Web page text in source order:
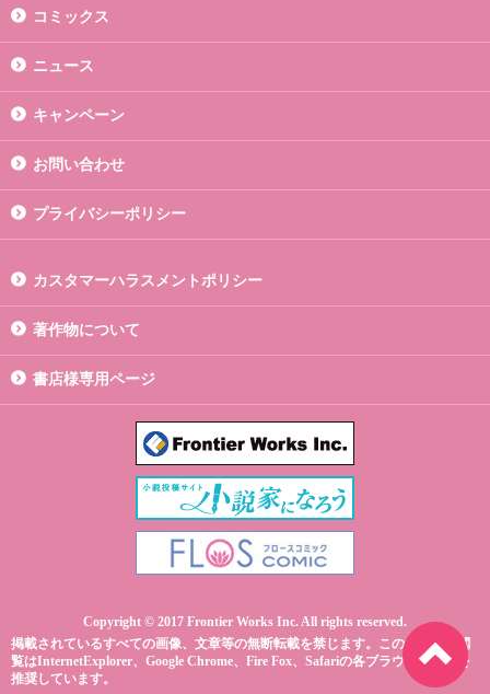
コミックス
ニュース
キャンペーン
お問い合わせ
プライバシーポリシー
カスタマーハラスメントポリシー
著作物について
書店様専用ページ
Copyright © 2017 Frontier Works Inc. All rights reserved.
掲載されているすべての画像、文章等の無断転載を禁じます。このサイトの閲
覧はInternetExplorer、Google Chrome、Fire Fox、Safariの各ブラウザ最新版を
推奨しています。